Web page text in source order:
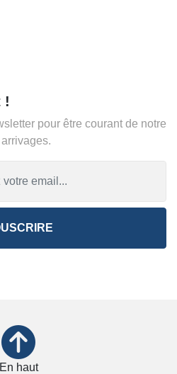
!
pour être courant de notre
En haut